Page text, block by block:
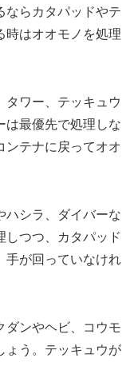
ならカタパッドやテ
時はオオモノを処理
タワー、テッキュウ
は最優先で処理しな
ンテナに戻ってオオ
ハシラ、ダイバーな
しつつ、カタパッド
手が回っていなけれ
ダンやヘビ、コウモ
ょう。テッキュウが